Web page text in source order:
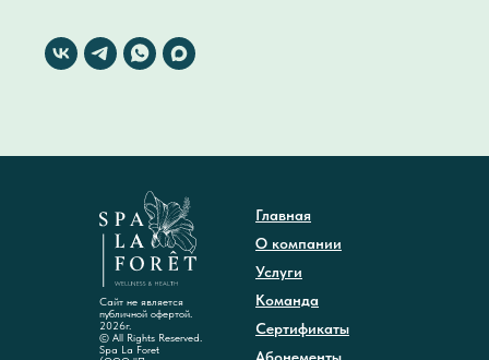
Сайт не является
публичной офертой.
2026г.
© All Rights Reserved.
Spa La Foret
Главная
О компании
Услуги
Команда
Сертификаты